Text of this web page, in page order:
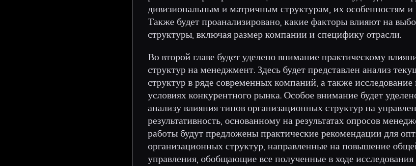
дивизиональным и матричным структурам, их особенностям и
Также будет проанализировано, какие факторы влияют на
структуры, включая размер компании и специфику отрасли.
Во второй главе будет уделено внимание практическому
структур на менеджмент. Здесь будет представлен анализ
структур в ряде современных компаний, а также
условиях конкурентного рынка. Особое внимание будет
анализу влияния типов организационных структур на
результативность, основанному на результатах опросов
работы будут предложены практические рекомендации для
организационных структур, направленные на повышение
управления, обобщающие все полученные в ходе